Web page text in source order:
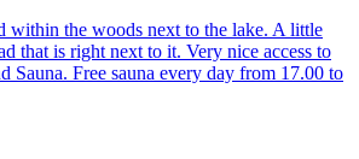
within the woods next to the lake. A little
that is right next to it. Very nice access to
Sauna. Free sauna every day from 17.00 to